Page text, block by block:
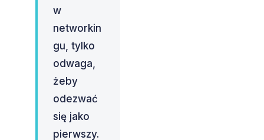
w
networkin
gu, tylko
odwaga,
żeby
odezwać
się jako
pierwszy.